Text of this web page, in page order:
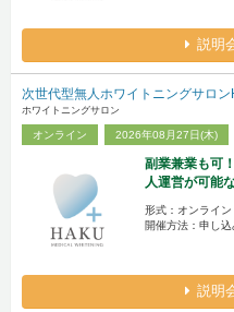
説明
次世代型無人ホワイトニングサロン
ホワイトニングサロン
オンライン 2026年08月27日(木)
副業兼業も可
人運営が可能
形式：オンライン
開催方法：申し
説明